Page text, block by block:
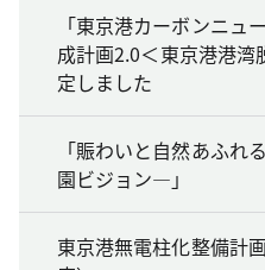
「東京港カーボンニュ
成計画2.0＜東京港港
定しました
「賑わいと自然あふ
園ビジョン―」
東京港無電柱化整備計